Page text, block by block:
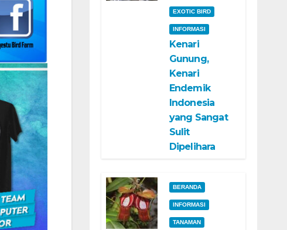
EXOTIC BIRD
INFORMASI
Kenari
Gunung,
Kenari
Endemik
Indonesia
yang Sangat
Sulit
Dipelihara
BERANDA
INFORMASI
TANAMAN